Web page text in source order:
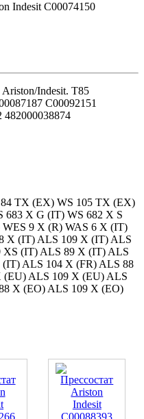
Indesit C00074150
Ariston/Indesit. Т85
C00092151
482000038874
TX (EX) WS 105 TX (EX)
683 X G (IT) WS 682 X S
9 X (R) WAS 6 X (IT)
X (IT) ALS 109 X (IT) ALS
(IT) ALS 89 X (IT) ALS
ALS 104 X (FR) ALS 88
ALS 109 X (EU) ALS
X (EO) ALS 109 X (EO)